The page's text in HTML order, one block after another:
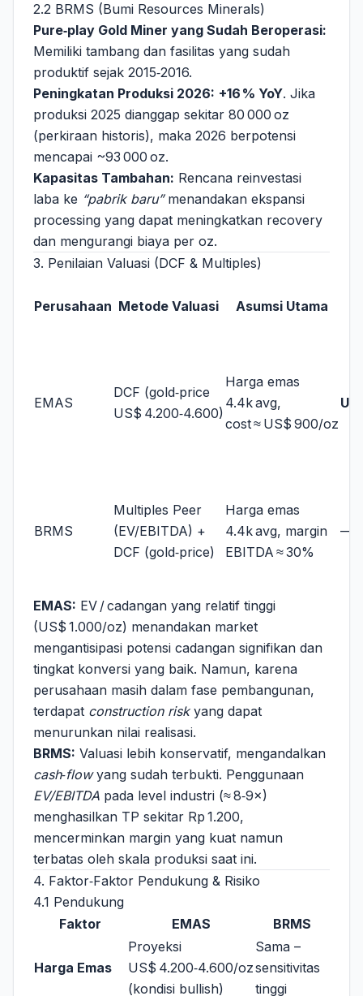
2.2 BRMS (Bumi Resources Minerals)
Pure‑play Gold Miner yang Sudah Beroperasi:
Memiliki tambang dan fasilitas yang sudah
produktif sejak 2015‑2016.
Peningkatan Produksi 2026: +16 % YoY. Jika
produksi 2025 dianggap sekitar 80 000 oz
(perkiraan historis), maka 2026 berpotensi
mencapai ~93 000 oz.
Kapasitas Tambahan: Rencana reinvestasi
laba ke “pabrik baru”menandakan ekspansi
processing yang dapat meningkatkan recovery
dan mengurangi biaya per oz.
3. Penilaian Valuasi (DCF & Multiples)
Perusahaan Metode Valuasi Asumsi Utama
EMAS
DCF (gold‑price
US$ 4.200‑4.600)
Harga emas
4.4k avg,
cost ≈ US$ 900/oz
BRMS
Multiples Peer
(EV/EBITDA) +
DCF (gold‑price)
Harga emas
4.4k avg, margin
EBITDA ≈ 30%
—
EMAS: EV / cadangan yang relatif tinggi
(US$ 1.000/oz) menandakan market
mengantisipasi potensi cadangan signifikan dan
tingkat konversi yang baik. Namun, karena
perusahaan masih dalam fase pembangunan,
terdapat construction riskyang dapat
menurunkan nilai realisasi.
BRMS: Valuasi lebih konservatif, mengandalkan
cash‑flowyang sudah terbukti. Penggunaan
EV/EBITDA pada level industri (≈ 8‑9×)
menghasilkan TP sekitar Rp 1.200,
mencerminkan margin yang kuat namun
terbatas oleh skala produksi saat ini.
4. Faktor‑Faktor Pendukung & Risiko
4.1 Pendukung
Faktor
EMAS BRMS
Harga Emas
Proyeksi
US$ 4.200‑4.600/oz
(kondisi bullish)
Sama –
sensitivitas
tinggi